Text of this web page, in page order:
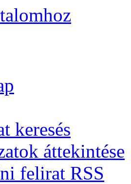
keresés
áttekintése
felirat RSS